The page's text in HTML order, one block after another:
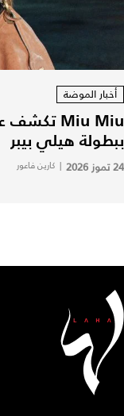
أخبار الموضة
ببطولة هيلي بيبر
24 تموز 2026 | كارين فاعور